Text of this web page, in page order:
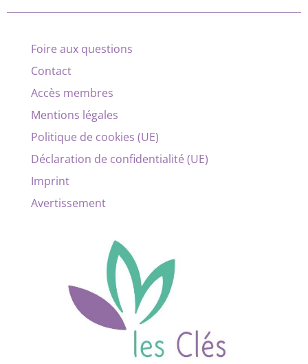
Foire aux questions
Contact
Accès membres
Mentions légales
Politique de cookies (UE)
Déclaration de confidentialité (UE)
Imprint
Avertissement